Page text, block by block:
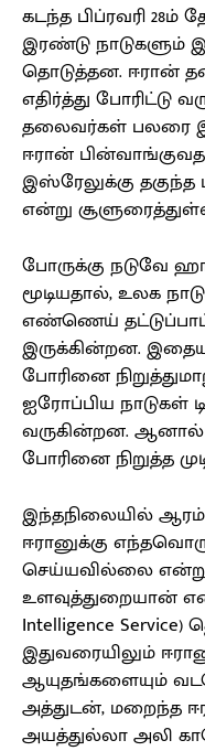
கடந்த பிப்ரவரி 28ம்
இரண்டு நாடுகளும்
தொடுத்தன. ஈரான்
எதிர்த்து போரிட்டு
தலைவர்கள் பலரை
ஈரான்
இஸ்ரேலுக்கு தகுந்த
என்று
போருக்கு நடுவே
மூடியதால், உலக
எண்ணெய்
இருக்கின்றன.
போரினை
ஐரோப்பிய நாடுகள்
வருகின்றன. ஆனால்
போரினை நிறுத்த
இந்தநிலையில்
ஈரானுக்கு
செய்யவில்லை
உளவுத்துறையான்
Intelligence Service)
இதுவரையிலும்
ஆயுதங்களையும்
அத்துடன், மறைந்த
அயத்துல்லா அலி